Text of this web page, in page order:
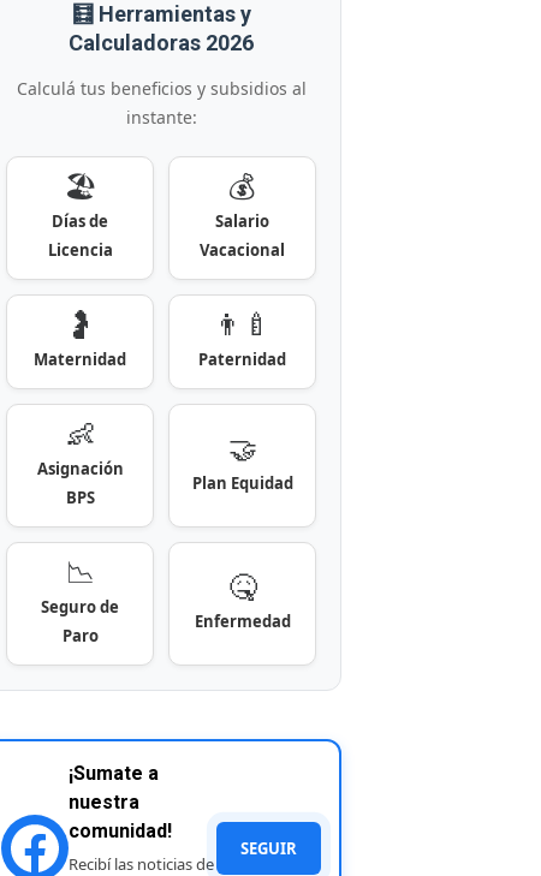
🧮 Herramientas y
Calculadoras 2026
Calculá tus beneficios y subsidios al
instante:
🏖️
Días de
Licencia
💰
Salario
Vacacional
🤰
Maternidad
👨‍🍼
Paternidad
👶
Asignación
BPS
🤝
Plan Equidad
📉
Seguro de
Paro
🤒
Enfermedad
¡Sumate a
nuestra
comunidad!
Recibí las noticias de
SEGUIR